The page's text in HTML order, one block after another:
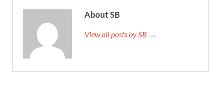
About SB
View all posts by SB →